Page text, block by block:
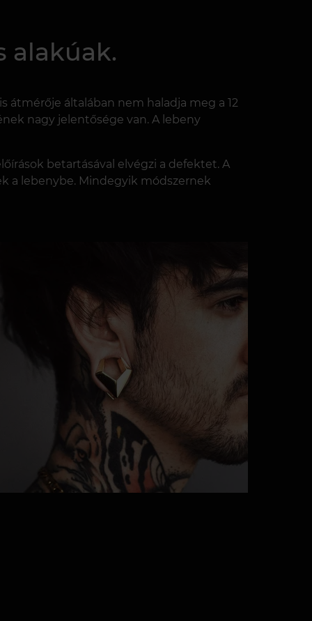
alakúak.
átmérője általában nem haladja meg a 12
nagy jelentősége van. A lebeny
betartásával elvégzi a defektet. A
a lebenybe. Mindegyik módszernek